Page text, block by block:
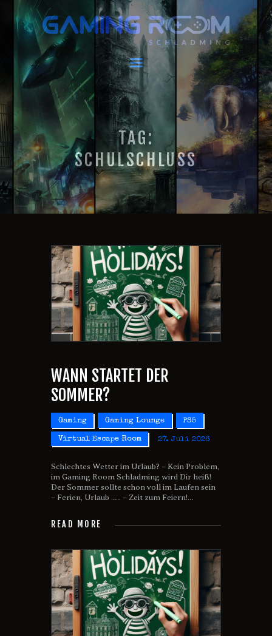
TAG:
SCHULSCHLUSS
GAMING ROOM SCHLADMING
VR Escape Room / Multiplayer Gaming
HOME
AKTUELLES
VIRTUAL REALITY
GAMING
GUTSCHEINE
BOOKING
EVENTS
RECARO GAMING
THIS IS US
WANN STARTET DER
SOMMER?
Gaming Gaming Lounge PS5
Virtual Escape Room 27. Juli 2026
Schlechtes Wetter im Urlaub? – Kein Problem,
im Gaming Room Schladming wird Dir heiß!
Der Sommer sollte schon voll im Laufen sein
– Ferien, Urlaub ….. – Zeit zum Feiern!…
READ MORE